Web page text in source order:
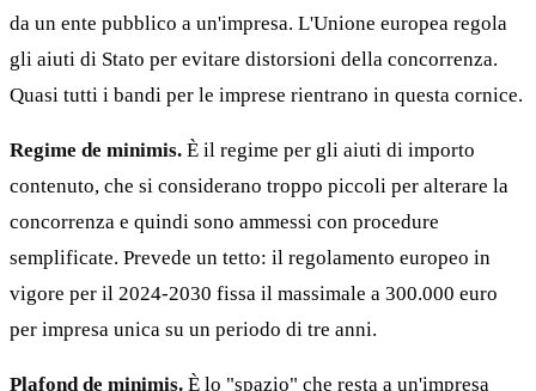
da un ente pubblico a un'impresa. L'Unione europea regola
gli aiuti di Stato per evitare distorsioni della concorrenza.
Quasi tutti i bandi per le imprese rientrano in questa cornice.
Regime de minimis. È il regime per gli aiuti di importo
contenuto, che si considerano troppo piccoli per alterare la
concorrenza e quindi sono ammessi con procedure
semplificate. Prevede un tetto: il regolamento europeo in
vigore per il 2024-2030 fissa il massimale a 300.000 euro
per impresa unica su un periodo di tre anni.
Plafond de minimis. È lo "spazio" che resta a un'impresa